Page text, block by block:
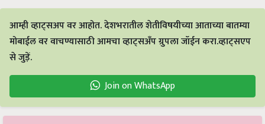
आम्ही व्हाट्सअप वर आहोत. देशभरातील शेतीविषयीच्या आताच्या बातम्या
मोबाईल वर वाचण्यासाठी आमचा व्हाट्सअँप ग्रुपला जॉईन करा.व्हाट्सएप
से जुड़ें.
Join on WhatsApp